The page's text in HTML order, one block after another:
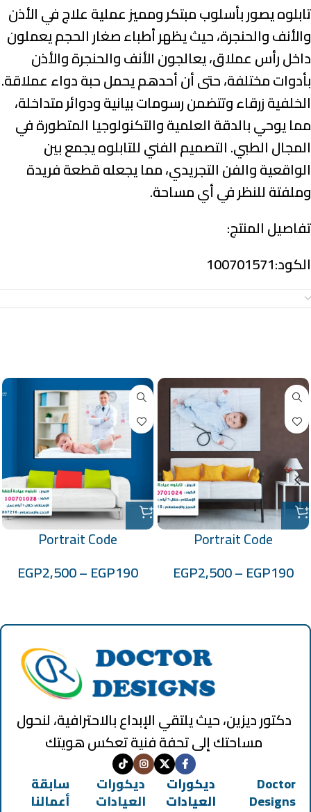
تابلوه يصور بأسلوب مبتكر ومميز عملية علاج في الأذن
والأنف والحنجرة، حيث يظهر أطباء صغار الحجم يعملون
داخل رأس عملاق، يعالجون الأنف والحنجرة والأذن
بأدوات مختلفة، حتى أن أحدهم يحمل حبة دواء عملاقة.
الخلفية زرقاء وتتضمن رسومات بيانية ودوائر متداخلة،
مما يوحي بالدقة العلمية والتكنولوجيا المتطورة في
المجال الطبي. التصميم الفني للتابلوه يجمع بين
الواقعية والفن التجريدي، مما يجعله قطعة فريدة
وملفتة للنظر في أي مساحة.
تفاصيل المنتج:
الكود:100701571
Portrait Code
EGP190
–
EGP2,500
Portrait Code
EGP190
–
EGP2,500
دكتور ديزين، حيث يلتقي الإبداع بالاحترافية، لنحول
مساحتك إلى تحفة فنية تعكس هويتك
Doctor
Designs
ديكورات
العيادات
ديكورات
العيادات
سابقة
أعمالنا